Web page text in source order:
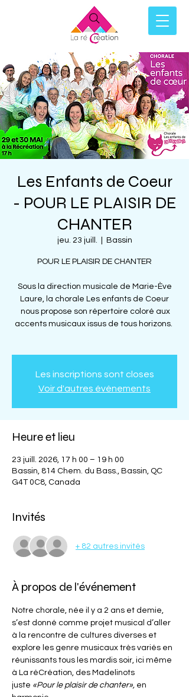
Les Enfants de Coeur
- POUR LE PLAISIR DE
CHANTER
jeu. 23 juill. Bassin
POUR LE PLAISIR DE CHANTER
Sous la direction musicale de Marie-Ève
Laure, la chorale Les enfants de Coeur
nous propose son répertoire coloré aux
accents musicaux issus de tous horizons.
Les inscriptions sont closes
Voir d'autres événements
Heure et lieu
23 juill. 2026, 17 h 00 – 19 h 00
Bassin, 814 Chem. du Bass., Bassin, QC
G4T 0C8, Canada
Invités
+ 82 autres invités
À propos de l'événement
Notre chorale, née il y a 2 ans et demie,
s’est donné comme projet musical d’aller
à la rencontre de cultures diverses et
explore les genre musicaux très variés en
réunissants tous les mardis soir, ici même
à La réCréation, des Madelinots
juste «Pour le plaisir de chanter», en